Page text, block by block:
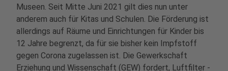
Museen. Seit Mitte Juni 2021 gilt dies nun unter
anderem auch für Kitas und Schulen. Die Förderung ist
allerdings auf Räume und Einrichtungen für Kinder bis
12 Jahre begrenzt, da für sie bisher kein Impfstoff
gegen Corona zugelassen ist. Die Gewerkschaft
Erziehung und Wissenschaft (GEW) fordert, Luftfilter -